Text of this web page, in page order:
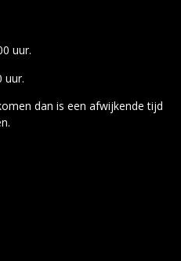
uur.
uur.
dan is een afwijkende tijd